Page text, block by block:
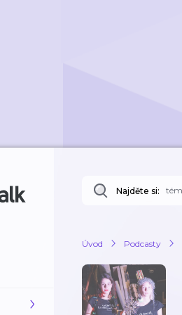
Najděte si:
Úvod Podcasty